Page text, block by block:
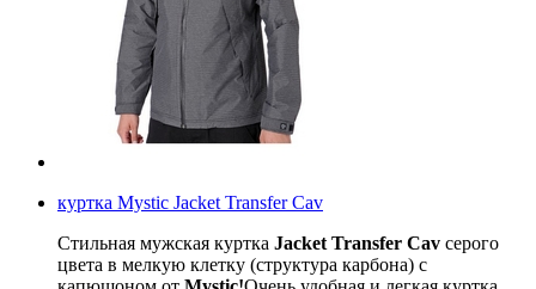
куртка Mystic Jacket Transfer Cav
Стильная мужская куртка Jacket Transfer Cav серого
цвета в мелкую клетку (структура карбона) с